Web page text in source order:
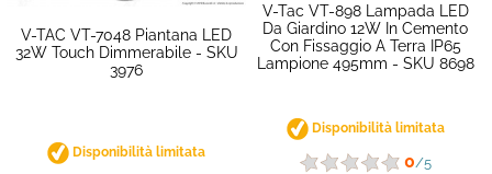
V-TAC VT-7048 Piantana LED
32W Touch Dimmerabile - SKU
3976
Disponibilità limitata
V-Tac VT-898 Lampada LED
Da Giardino 12W In Cemento
Con Fissaggio A Terra IP65
Lampione 495mm - SKU 8698
Disponibilità limitata
0/5